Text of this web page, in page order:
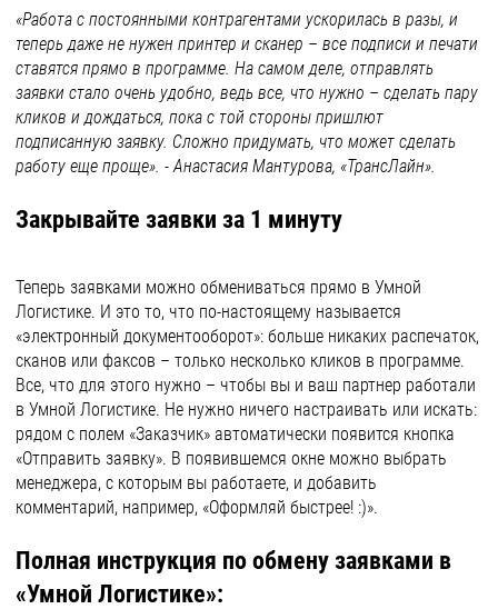
«Работа с постоянными контрагентами ускорилась в разы, и
теперь даже не нужен принтер и сканер – все подписи и печати
ставятся прямо в программе. На самом деле, отправлять
заявки стало очень удобно, ведь все, что нужно – сделать пару
кликов и дождаться, пока с той стороны пришлют
подписанную заявку. Сложно придумать, что может сделать
работу еще проще». - Анастасия Мантурова, «ТрансЛайн».
Закрывайте заявки за 1 минуту
Теперь заявками можно обмениваться прямо в Умной
Логистике. И это то, что по-настоящему называется
«электронный документооборот»: больше никаких распечаток,
сканов или факсов – только несколько кликов в программе.
Все, что для этого нужно – чтобы вы и ваш партнер работали
в Умной Логистике. Не нужно ничего настраивать или искать:
рядом с полем «Заказчик» автоматически появится кнопка
«Отправить заявку». В появившемся окне можно выбрать
менеджера, с которым вы работаете, и добавить
комментарий, например, «Оформляй быстрее! :)».
Полная инструкция по обмену заявками в
«Умной Логистике»: